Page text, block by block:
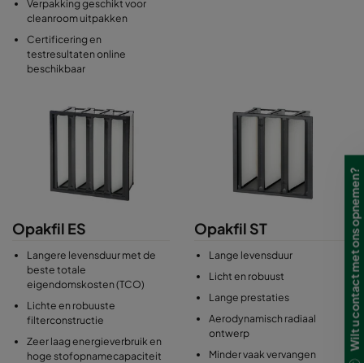
Verpakking geschikt voor
cleanroom uitpakken
Certificering en
testresultaten online
beschikbaar
Opakfil ES
Langere levensduur met de
beste totale
eigendomskosten (TCO)
Lichte en robuuste
filterconstructie
Zeer laag energieverbruik en
hoge stofopnamecapaciteit
Opakfil ST
Lange levensduur
Licht en robuust
Lange prestaties
Aerodynamisch radiaal
ontwerp
Minder vaak vervangen
Wilt u contact met ons opnemen?